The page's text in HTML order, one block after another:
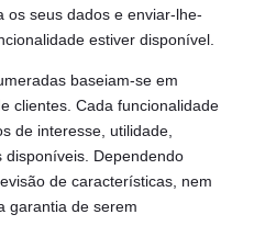
Czech
Greek
os seus dados e enviar-lhe-
estiver disponível.
baseiam-se em
clientes. Cada funcionalidade
de interesse, utilidade,
disponíveis. Dependendo
de características, nem
garantia de serem